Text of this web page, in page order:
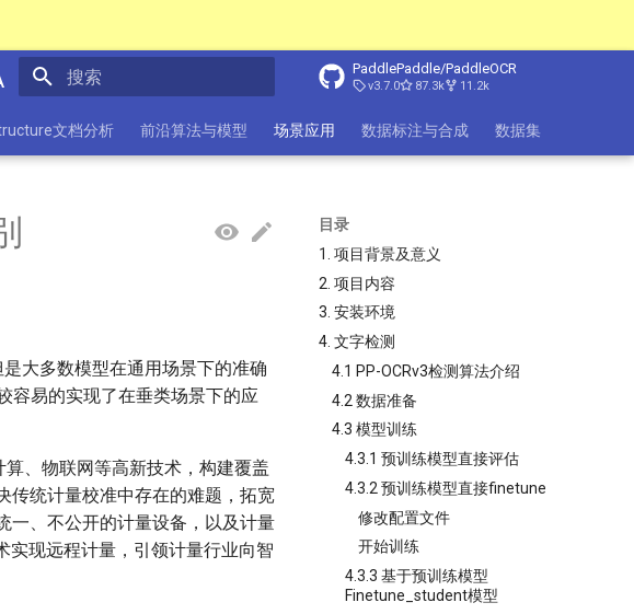
PaddlePaddle/PaddleOCR
v3.7.0 87.3k 11.2k
文档分析 前沿算法与模型 场景应用 数据标注与合成 数据集
目录
1. 项目背景及意义
2. 项目内容
3. 安装环境
4. 文字检测
4.1 PP-OCRv3检测算法介绍
4.2 数据准备
4.3 模型训练
4.3.1 预训练模型直接评估
4.3.2 预训练模型直接finetune
修改配置文件
开始训练
4.3.3 基于预训练模型
Finetune_student模型
大多数模型在通用场景下的准确
容易的实现了在垂类场景下的应
、物联网等高新技术，构建覆盖
传统计量校准中存在的难题，拓宽
一、不公开的计量设备，以及计量
实现远程计量，引领计量行业向智